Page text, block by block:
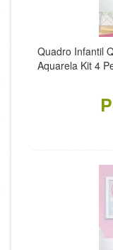
Quadro Infantil
Aquarela Kit 4